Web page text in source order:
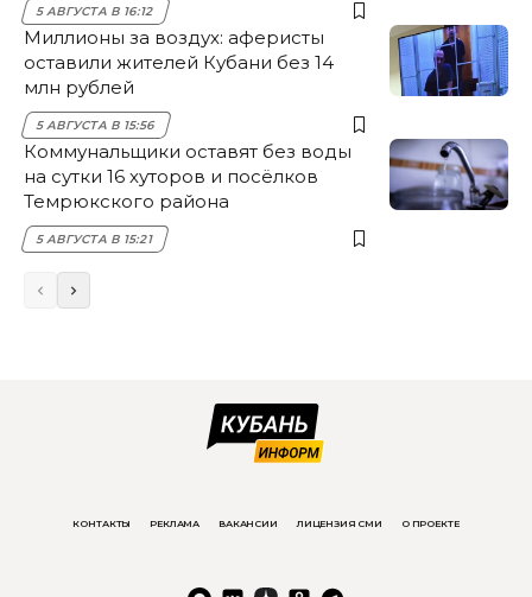
5 АВГУСТА В 16:12
Миллионы за воздух: аферисты
оставили жителей Кубани без 14
млн рублей
5 АВГУСТА В 15:56
Коммунальщики оставят без воды
на сутки 16 хуторов и посёлков
Темрюкского района
5 АВГУСТА В 15:21
КОНТАКТЫ РЕКЛАМА ВАКАНСИИ ЛИЦЕНЗИЯ СМИ О ПРОЕКТЕ